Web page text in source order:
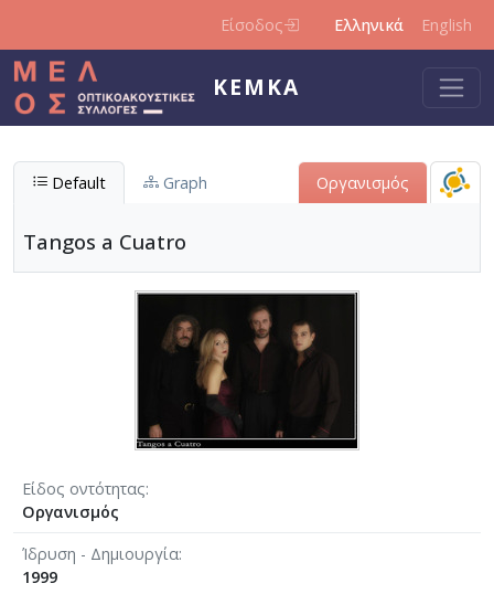
Είσοδος Ελληνικά English
ΚΕΜΚΑ
Default Graph Οργανισμός
Tangos a Cuatro
Είδος οντότητας
Οργανισμός
Ίδρυση - Δημιουργία
1999